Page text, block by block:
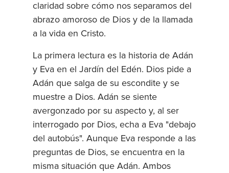
claridad sobre cómo nos separamos del
abrazo amoroso de Dios y de la llamada
a la vida en Cristo.
La primera lectura es la historia de Adán
y Eva en el Jardín del Edén. Dios pide a
Adán que salga de su escondite y se
muestre a Dios. Adán se siente
avergonzado por su aspecto y, al ser
interrogado por Dios, echa a Eva "debajo
del autobús". Aunque Eva responde a las
preguntas de Dios, se encuentra en la
misma situación que Adán. Ambos